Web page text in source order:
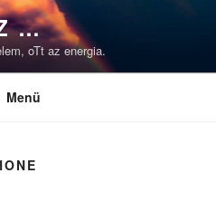
…
oTt az energia.
Menü